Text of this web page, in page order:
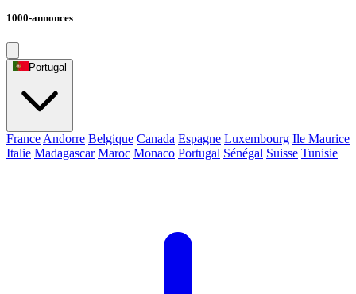
1000-annonces
Portugal
France Andorre Belgique Canada Espagne Luxembourg Ile Maurice
Italie Madagascar Maroc Monaco Portugal Sénégal Suisse Tunisie